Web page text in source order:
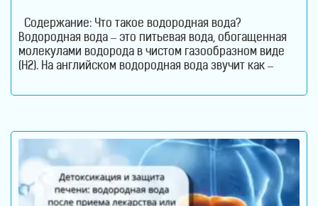
Содержание: Что такое водородная вода?
Водородная вода – это питьевая вода, обогащенная
молекулами водорода в чистом газообразном виде
(H2). На английском водородная вода звучит как –
воде молекулы водорода не вступают в химическую